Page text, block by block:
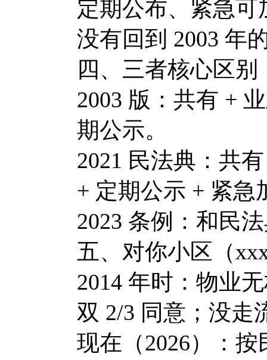
定期公布、紧急可
没有回到 2003 年
四、三者核心区
2003 版：共有 +
期公示。
2021 民法典：共
+ 定期公示 + 紧急
2023 条例：和民
五、对你小区（
2014 年时：物业
双 2/3 同意；没走
现在（2026）：按